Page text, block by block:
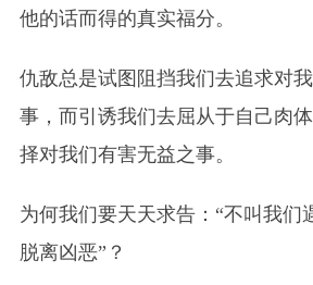
他的话而得的真实福分。
仇敌总是试图阻挡我们去追求对
事，而引诱我们去屈从于自己肉
择对我们有害无益之事。
为何我们要天天求告：“不叫我们
脱离凶恶”？